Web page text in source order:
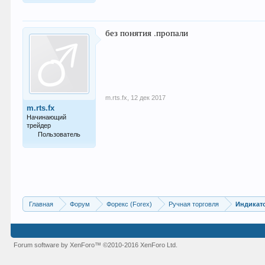
m.rts.fx
Начинающий
трейдер
Пользователь
без понятия .пропали
m.rts.fx 12 дек 2017
Главная Форум Форекс (Forex) Ручная торговля
Forum software by XenForo™©2010-2016 XenForo Ltd.